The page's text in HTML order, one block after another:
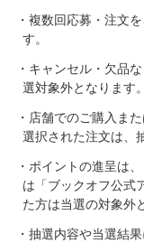
・複数回応募・注文
す。
・キャンセル・欠品
選対象外となります。
・店舗でのご購入ま
選択された注文は、
・ポイントの進呈は
は「ブックオフ公式
た方は当選の対象外
・抽選内容や当選結